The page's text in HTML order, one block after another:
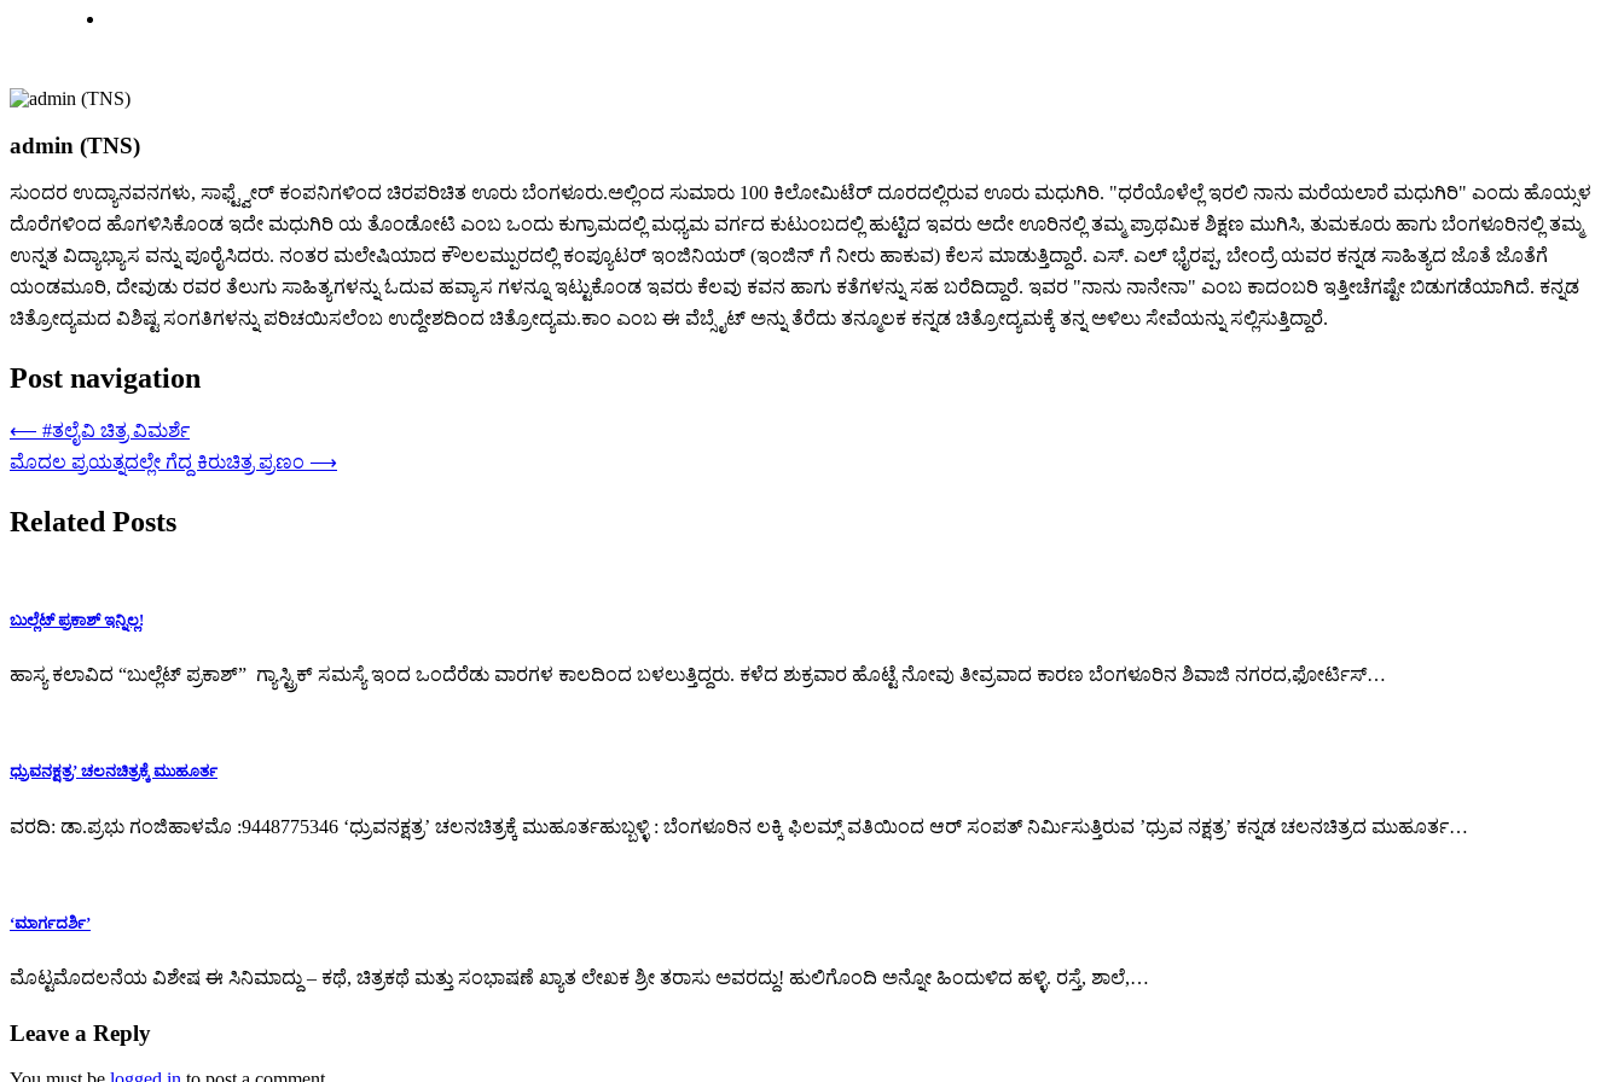
admin (TNS)
ಸುಂದರ ಉದ್ಯಾನವನಗಳು, ಸಾಫ್ಟ್ವೇರ್ ಕಂಪನಿಗಳಿಂದ ಚಿರಪರಿಚಿತ ಊರು ಬೆಂಗಳೂರು.ಅಲ್ಲಿಂದ ಸುಮಾರು 100 ಕಿಲೋಮಿಟೆರ್ ದೂರದಲ್ಲಿರುವ ಊರು ಮಧುಗಿರಿ. "ಧರೆಯೊಳೆಲ್ಲೆ ಇರಲಿ ನಾನು ಮರೆಯಲಾರೆ ಮಧುಗಿರಿ" ಎಂದು ಹೊಯ್ಸಳ
ದೊರೆಗಳಿಂದ ಹೊಗಳಿಸಿಕೊಂಡ ಇದೇ ಮಧುಗಿರಿ ಯ ತೊಂಡೋಟಿ ಎಂಬ ಒಂದು ಕುಗ್ರಾಮದಲ್ಲಿ ಮಧ್ಯಮ ವರ್ಗದ ಕುಟುಂಬದಲ್ಲಿ ಹುಟ್ಟಿದ ಇವರು ಅದೇ ಊರಿನಲ್ಲಿ ತಮ್ಮ ಪ್ರಾಥಮಿಕ ಶಿಕ್ಷಣ ಮುಗಿಸಿ, ತುಮಕೂರು ಹಾಗು ಬೆಂಗಳೂರಿನಲ್ಲಿ ತಮ್ಮ
ಉನ್ನತ ವಿದ್ಯಾಭ್ಯಾಸ ವನ್ನು ಪೂರೈಸಿದರು. ನಂತರ ಮಲೇಷಿಯಾದ ಕೌಲಲಮ್ಪುರದಲ್ಲಿ ಕಂಪ್ಯೂಟರ್ ಇಂಜಿನಿಯರ್ (ಇಂಜಿನ್ ಗೆ ನೀರು ಹಾಕುವ) ಕೆಲಸ ಮಾಡುತ್ತಿದ್ದಾರೆ. ಎಸ್. ಎಲ್ ಭೈರಪ್ಪ, ಬೇಂದ್ರೆ ಯವರ ಕನ್ನಡ ಸಾಹಿತ್ಯದ ಜೊತೆ ಜೊತೆಗೆ
ಯಂಡಮೂರಿ, ದೇವುಡು ರವರ ತೆಲುಗು ಸಾಹಿತ್ಯಗಳನ್ನು ಓದುವ ಹವ್ಯಾಸ ಗಳನ್ನೂ ಇಟ್ಟುಕೊಂಡ ಇವರು ಕೆಲವು ಕವನ ಹಾಗು ಕತೆಗಳನ್ನು ಸಹ ಬರೆದಿದ್ದಾರೆ. ಇವರ "ನಾನು ನಾನೇನಾ" ಎಂಬ ಕಾದಂಬರಿ ಇತ್ತೀಚೆಗಷ್ಟೇ ಬಿಡುಗಡೆಯಾಗಿದೆ. ಕನ್ನಡ
ಚಿತ್ರೋದ್ಯಮದ ವಿಶಿಷ್ಟ ಸಂಗತಿಗಳನ್ನು ಪರಿಚಯಿಸಲೆಂಬ ಉದ್ದೇಶದಿಂದ ಚಿತ್ರೋದ್ಯಮ.ಕಾಂ ಎಂಬ ಈ ವೆಬ್ಸೈಟ್ ಅನ್ನು ತೆರೆದು ತನ್ಮೂಲಕ ಕನ್ನಡ ಚಿತ್ರೋದ್ಯಮಕ್ಕೆ ತನ್ನ ಅಳಿಲು ಸೇವೆಯನ್ನು ಸಲ್ಲಿಸುತ್ತಿದ್ದಾರೆ.
Post navigation
⟵ #ತಲೈವಿ ಚಿತ್ರ ವಿಮರ್ಶೆ
ಮೊದಲ ಪ್ರಯತ್ನದಲ್ಲೇ ಗೆದ್ದ ಕಿರುಚಿತ್ರ ಪ್ರಣಂ ⟶
Related Posts
ಬುಲ್ಲೆಟ್ ಪ್ರಕಾಶ್ ಇನ್ನಿಲ್ಲ!
ಹಾಸ್ಯ ಕಲಾವಿದ “ಬುಲ್ಲೆಟ್ ಪ್ರಕಾಶ್” ಗ್ಯಾಸ್ಟ್ರಿಕ್ ಸಮಸ್ಯೆ ಇಂದ ಒಂದೆರೆಡು ವಾರಗಳ ಕಾಲದಿಂದ ಬಳಲುತ್ತಿದ್ದರು. ಕಳೆದ ಶುಕ್ರವಾರ ಹೊಟ್ಟೆ ನೋವು ತೀವ್ರವಾದ ಕಾರಣ ಬೆಂಗಳೂರಿನ ಶಿವಾಜಿ ನಗರದ,ಫೋರ್ಟಿಸ್…
ಧ್ರುವನಕ್ಷತ್ರ’ ಚಲನಚಿತ್ರಕ್ಕೆ ಮುಹೂರ್ತ
ವರದಿ: ಡಾ.ಪ್ರಭು ಗಂಜಿಹಾಳಮೊ :9448775346 ‘ಧ್ರುವನಕ್ಷತ್ರ’ ಚಲನಚಿತ್ರಕ್ಕೆ ಮುಹೂರ್ತಹುಬ್ಬಳ್ಳಿ : ಬೆಂಗಳೂರಿನ ಲಕ್ಕಿ ಫಿಲಮ್ಸ್ ವತಿಯಿಂದ ಆರ್ ಸಂಪತ್ ನಿರ್ಮಿಸುತ್ತಿರುವ ’ಧ್ರುವ ನಕ್ಷತ್ರ’ ಕನ್ನಡ ಚಲನಚಿತ್ರದ ಮುಹೂರ್ತ…
‘ಮಾರ್ಗದರ್ಶಿ’
ಮೊಟ್ಟಮೊದಲನೆಯ ವಿಶೇಷ ಈ ಸಿನಿಮಾದ್ದು – ಕಥೆ, ಚಿತ್ರಕಥೆ ಮತ್ತು ಸಂಭಾಷಣೆ ಖ್ಯಾತ ಲೇಖಕ ಶ್ರೀ ತರಾಸು ಅವರದ್ದು! ಹುಲಿಗೊಂದಿ ಅನ್ನೋ ಹಿಂದುಳಿದ ಹಳ್ಳಿ. ರಸ್ತೆ, ಶಾಲೆ,…
Leave a Reply